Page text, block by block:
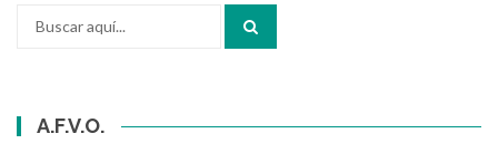
A.F.V.O.